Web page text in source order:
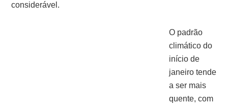
considerável.
O padrão
climático do
início de
janeiro tende
a ser mais
quente, com